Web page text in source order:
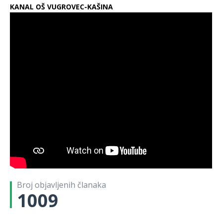
KANAL OŠ VUGROVEC-KAŠINA
Broj objavljenih članaka
1009